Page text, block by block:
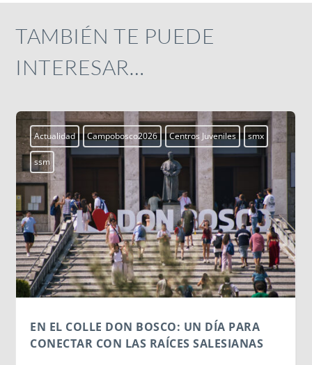
TAMBIÉN TE PUEDE
INTERESAR…
Actualidad Campobosco2026 Centros Juveniles smx
ssm
EN EL COLLE DON BOSCO: UN DÍA PARA
CONECTAR CON LAS RAÍCES SALESIANAS